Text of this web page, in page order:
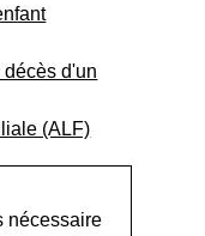
d'un
(ALF)
nécessaire